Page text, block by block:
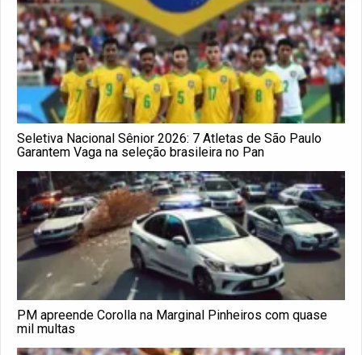
Seletiva Nacional Sênior 2026: 7 Atletas de São Paulo
Garantem Vaga na seleção brasileira no Pan
PM apreende Corolla na Marginal Pinheiros com quase
mil multas